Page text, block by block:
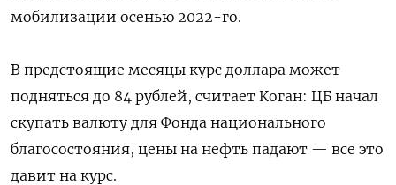
мобилизации осенью 2022-го.
В предстоящие месяцы курс доллара может
подняться до 84 рублей, считает Коган: ЦБ начал
скупать валюту для Фонда национального
благосостояния, цены на нефть падают — все это
давит на курс.